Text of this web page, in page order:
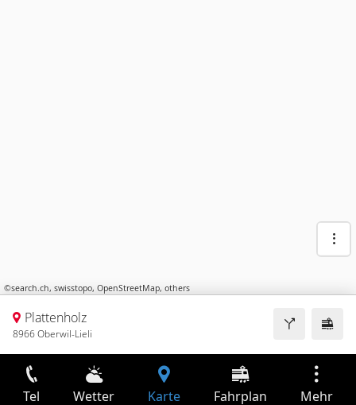
©search.ch, swisstopo, OpenStreetMap, others
Plattenholz
8966 Oberwil-Lieli
Tel Wetter Karte Fahrplan Mehr